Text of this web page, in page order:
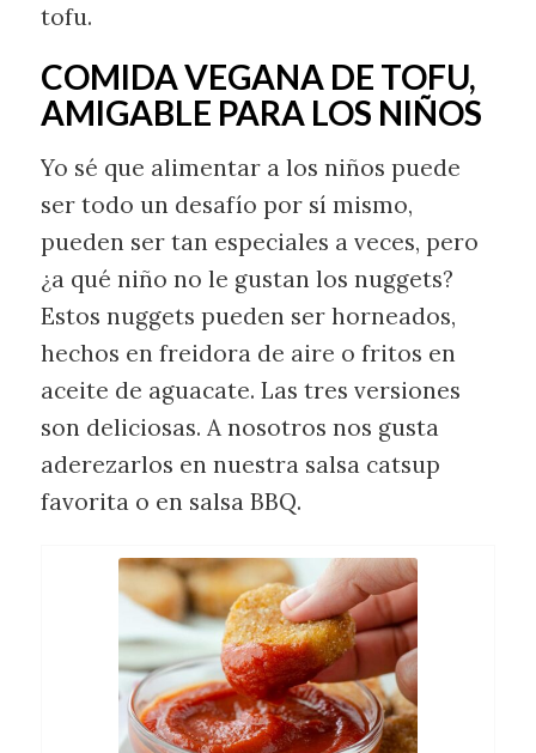
tofu.
COMIDA VEGANA DE TOFU,
AMIGABLE PARA LOS NIÑOS
Yo sé que alimentar a los niños puede
ser todo un desafío por sí mismo,
pueden ser tan especiales a veces, pero
¿a qué niño no le gustan los nuggets?
Estos nuggets pueden ser horneados,
hechos en freidora de aire o fritos en
aceite de aguacate. Las tres versiones
son deliciosas. A nosotros nos gusta
aderezarlos en nuestra salsa catsup
favorita o en salsa BBQ.